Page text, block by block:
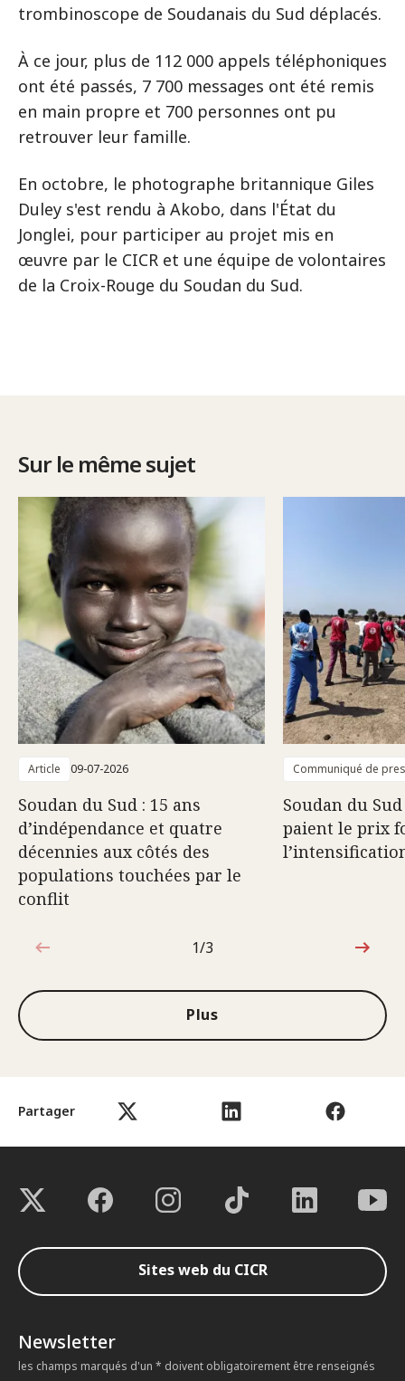
Partager
trombinoscope de Soudanais du Sud déplacés.
À ce jour, plus de 112 000 appels téléphoniques
ont été passés, 7 700 messages ont été remis
en main propre et 700 personnes ont pu
retrouver leur famille.
En octobre, le photographe britannique Giles
Duley s'est rendu à Akobo, dans l'État du
Jonglei, pour participer au projet mis en
œuvre par le CICR et une équipe de volontaires
de la Croix-Rouge du Soudan du Sud.
Sur le même sujet
Article 09-07-2026
Soudan du Sud : 15 ans
d’indépendance et quatre
décennies aux côtés des
populations touchées par le
conflit
Communiqué de
Soudan du
paient le prix
1sur3
1/3
Plus
Sites web du CICR
Newsletter
les champs marqués d'un * doivent obligatoirement être renseignés